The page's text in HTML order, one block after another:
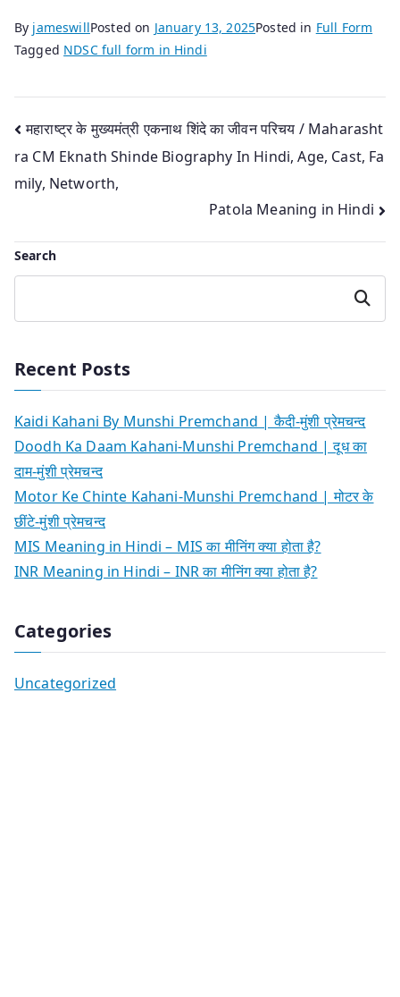
By jameswillPosted on January 13, 2025Posted in Full Form
Tagged NDSC full form in Hindi
Post
navigation
महाराष्ट्र के मुख्यमंत्री एकनाथ शिंदे का जीवन परिचय / Maharasht
ra CM Eknath Shinde Biography In Hindi, Age, Cast, Fa
mily, Networth,
Patola Meaning in Hindi
Search
Search
Recent Posts
Kaidi Kahani By Munshi Premchand | कैदी-मुंशी प्रेमचन्द
Doodh Ka Daam Kahani-Munshi Premchand | दूध का
दाम-मुंशी प्रेमचन्द
Motor Ke Chinte Kahani-Munshi Premchand | मोटर के
छींटे-मुंशी प्रेमचन्द
MIS Meaning in Hindi – MIS का मीनिंग क्या होता है?
INR Meaning in Hindi – INR का मीनिंग क्या होता है?
Categories
Uncategorized